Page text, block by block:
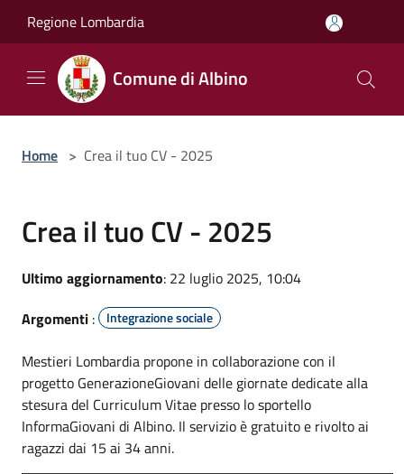
Regione Lombardia
Comune di Albino
Home > Crea il tuo CV - 2025
Crea il tuo CV - 2025
Ultimo aggiornamento: 22 luglio 2025, 10:04
Argomenti : Integrazione sociale
Mestieri Lombardia propone in collaborazione con il
progetto GenerazioneGiovani delle giornate dedicate alla
stesura del Curriculum Vitae presso lo sportello
InformaGiovani di Albino. Il servizio è gratuito e rivolto ai
ragazzi dai 15 ai 34 anni.